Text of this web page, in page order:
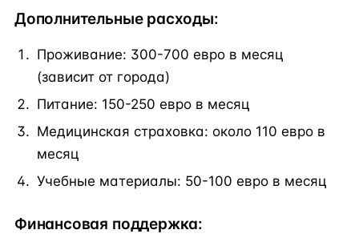
Дополнительные расходы:
Проживание: 300-700 евро в месяц
(зависит от города)
Питание: 150-250 евро в месяц
Медицинская страховка: около 110 евро в
месяц
Учебные материалы: 50-100 евро в месяц
Финансовая поддержка: